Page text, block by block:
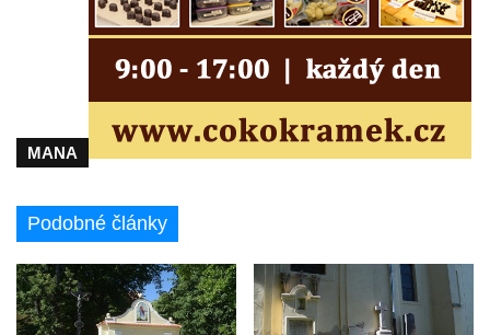
Pamětní deska obětem 1. světové války na
kapli Panny Marie v Lahošti
Pomník obětem 2. světové války v parku v
Mikulášovicích
Pomník obětem bombardování 8. 5. 1945 v
ulici U Plovárny ve Frýdlantu
Základní škole Tyršova v Rumburku
vzpoury v Rumburku
Pamětní deska obětem holokaustu u
MANA
Podobné články